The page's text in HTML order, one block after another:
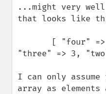
...might very
that looks like
"three" => 3,
I can only
array as elements